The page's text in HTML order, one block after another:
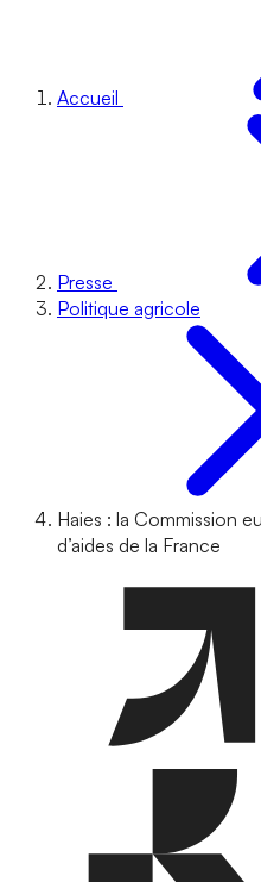
Accueil
Presse
Politique agricole
Haies : la Commission
d’aides de la France